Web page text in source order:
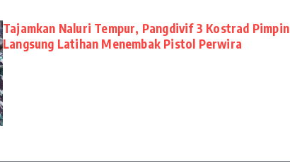
Tajamkan Naluri Tempur, Pangdivif 3 Kostrad Pimpin
Langsung Latihan Menembak Pistol Perwira